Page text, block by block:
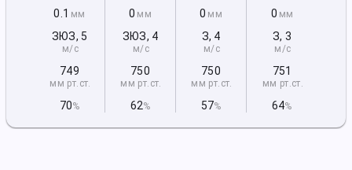
0.1 мм
ЗЮЗ, 5
м/с
749
мм рт.ст.
70%
0 мм
ЗЮЗ, 4
м/с
750
мм рт.ст.
62%
0 мм
З, 4
м/с
750
мм рт.ст.
57%
0 мм
З, 3
м/с
751
мм рт.ст.
64%